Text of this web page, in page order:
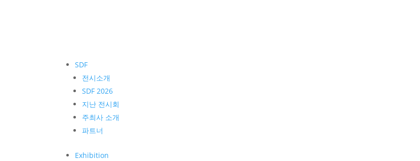
SDF
전시소개
SDF 2026
지난 전시회
주최사 소개
파트너
Exhibition